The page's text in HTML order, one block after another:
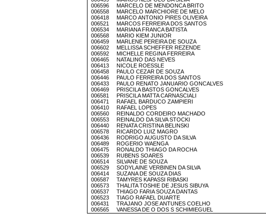
006596 MARCELO DE MENDONCA BRITO
006558 MARCELO MARCHIORE DE MELO
006418 MARCO ANTONIO PIRES OLIVEIRA
006521 MARCOS FERREIRA DOS SANTOS
006534 MARIANA FRANCA BATISTA
006568 MARIO KIEM JUNIOR
006459 MARLENE PEREIRA DE SOUZA
006602 MELLISSA SCHEFFER REZENDE
006592 MICHELLE REGINA FERREIRA
006465 NATALINO DAS NEVES
006413 NICOLE ROESSLE
006458 PAULO CEZAR DE SOUZA
006446 PAULO FERREIRA DOS SANTOS
006433 PAULO RENATO JANUARIO GONCALVES
006469 PRISCILA BASTOS GONCALVES
006581 PRISCILA MATTA CARNASCIALI
006471 RAFAEL BARDUCO ZAMPIERI
006410 RAFAEL LOPES
006560 REINALDO CORDEIRO MACHADO
006553 REINALDO DA SILVA STOCKI
006440 RENATA CRISTINA BELINSKI
006578 RICARDO LUIZ MAGRO
006436 RODRIGO AUGUSTO DA SILVA
006489 ROGERIO WAENGA
006475 RONALDO THIAGO DA ROCHA
006539 RUBENS SOARES
006514 SILVANE DE SOUZA
006529 SODYLAINE VERBINEN DA SILVA
006414 SUZANA DE SOUZA DIAS
006587 TAMYRES KAPASSI RIBASKI
006573 THALITA TOSHIE DE JESUS SIBUYA
006537 THIAGO FARIA SOUZA DANTAS
006523 TIAGO RAFAEL DUARTE
006431 TRAJANO JOSE ANTUNES COELHO
006565 VANESSA DE O DOS S SCHIMIEGUEL